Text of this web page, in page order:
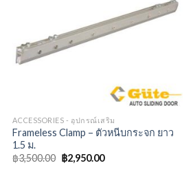
ACCESSORIES - อุปกรณ์เสริม
Frameless Clamp – ตัวหนีบกระจก ยาว
1.5 ม.
฿3,500.00 ฿2,950.00